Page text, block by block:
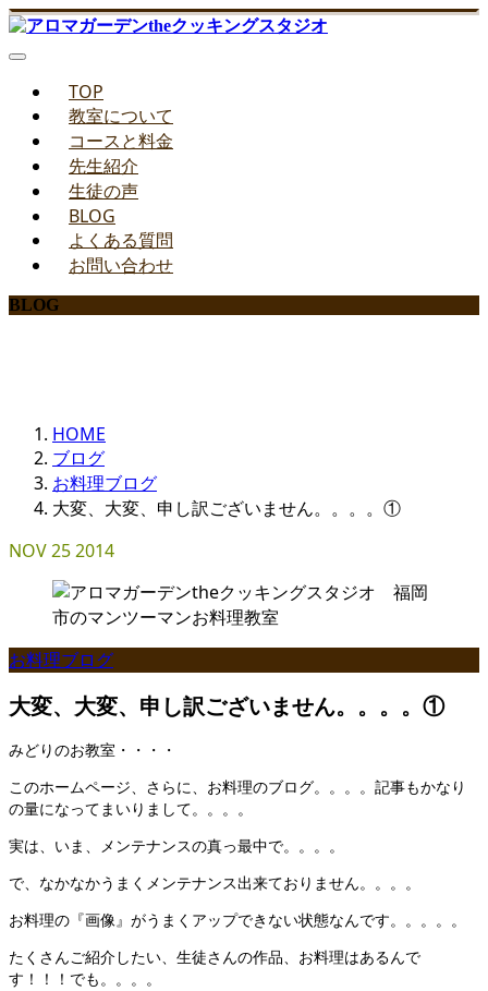
TOP
教室について
コースと料金
先生紹介
生徒の声
BLOG
よくある質問
お問い合わせ
BLOG
HOME
ブログ
お料理ブログ
大変、大変、申し訳ございません。。。。①
NOV252014
お料理ブログ
大変、大変、申し訳ございません。。。。①
みどりのお教室・・・・
このホームページ、さらに、お料理のブログ。。。。記事もかなり
の量になってまいりまして。。。。
実は、いま、メンテナンスの真っ最中で。。。。
で、なかなかうまくメンテナンス出来ておりません。。。。
お料理の『画像』がうまくアップできない状態なんです。。。。。
たくさんご紹介したい、生徒さんの作品、お料理はあるんで
す！！！でも。。。。